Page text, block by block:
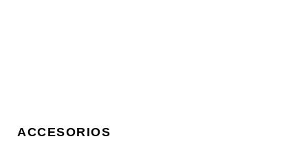
ACCESORIOS